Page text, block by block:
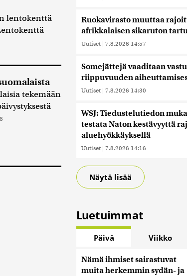
lentokenttä
tekemään
Ruokavirasto muuttaa
afrikkalaisen sikaruton
Uutiset | 7.8.2026 14:57
Somejättejä vaaditaan
riippuvuuden
Uutiset | 7.8.2026 14:30
WSJ: Tiedustelutiedon
testata Naton kestävyyttä
aluehyökkäyksellä
Uutiset | 7.8.2026 14:16
Näytä lisää
Luetuimmat
Päivä Viikko
Nämä ihmiset sairastuvat
muita herkemmin sydän- ja